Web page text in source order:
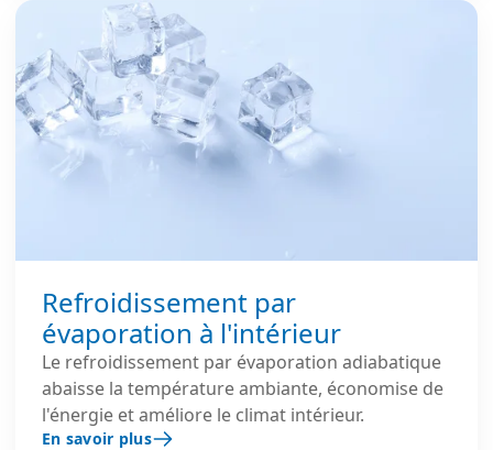
Refroidissement par
évaporation à l'intérieur
Le refroidissement par évaporation adiabatique
abaisse la température ambiante, économise de
l'énergie et améliore le climat intérieur.
En savoir plus